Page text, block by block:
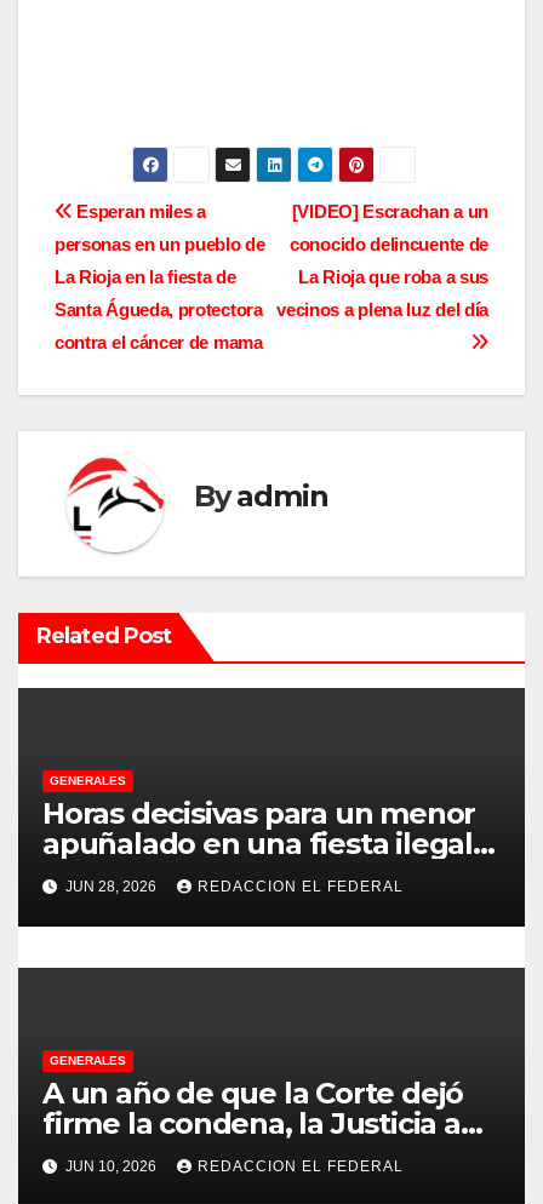
N
a
v
a
c
i
ó
n
e
e
n
r
d
a
s
[VIDEO] Escrachan a un
conocido delincuente de
La Rioja que roba a sus
vecinos a plena luz del día
Esperan miles a
personas en un pueblo de
La Rioja en la fiesta de
Santa Águeda, protectora
contra el cáncer de mama
Byadmin
Related Post
GENERALES
Horas decisivas para un menor
apuñalado en una fiesta ilegal
con más de 500 asistentes en
Chilecito
JUN 28, 2026 REDACCION EL FEDERAL
GENERALES
A un año de que la Corte dejó
firme la condena, la Justicia aún
no pudo decomisarle ni un peso
a CFK
JUN 10, 2026 REDACCION EL FEDERAL